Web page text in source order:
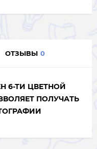
ОТЗЫВЫ 0
6-ТИ ЦВЕТНОЙ
ПОЛУЧАТЬ